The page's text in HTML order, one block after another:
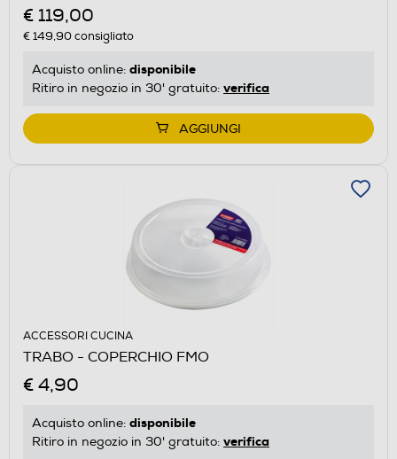
€ 119,00
€ 149,90consigliato
Acquisto online: disponibile
Ritiro in negozio in 30' gratuito: verifica
AGGIUNGI
ACCESSORI CUCINA
TRABO - COPERCHIO FMO
€ 4,90
Acquisto online: disponibile
Ritiro in negozio in 30' gratuito: verifica